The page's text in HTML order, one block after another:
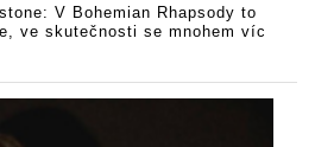
V Bohemian Rhapsody to
ve skutečnosti se mnohem víc